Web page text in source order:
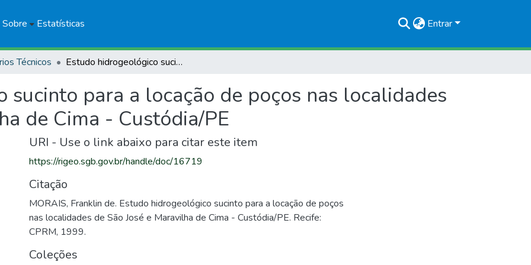
Sobre Estatísticas Entrar
Técnicos Estudo hidrogeológico sucinto para a locação de poços nas localidades de São José e Maravilha de Cima - Custódia/PE
sucinto para a locação de poços nas localidades
de Cima - Custódia/PE
URI - Use o link abaixo para citar este item
https://rigeo.sgb.gov.br/handle/doc/16719
Citação
MORAIS, Franklin de. Estudo hidrogeológico sucinto para a locação de poços
nas localidades de São José e Maravilha de Cima - Custódia/PE. Recife:
CPRM, 1999.
Coleções